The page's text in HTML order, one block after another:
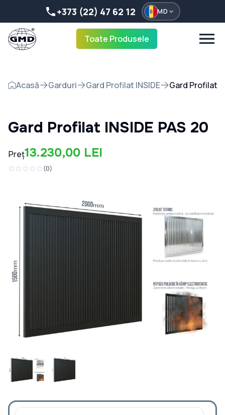
+373 (22) 47 62 12 MD
Toate Produsele
Acasă Garduri Gard Profilat INSIDE Gard Profilat
Gard Profilat INSIDE PAS 20
Preț13.230,00 LEI
(0)